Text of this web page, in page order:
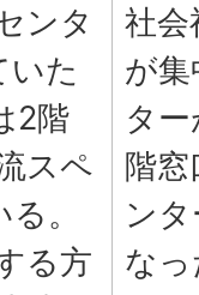
ンタ
いた
2階
スペ
。
る方
社会
が
タ
階
ン
な